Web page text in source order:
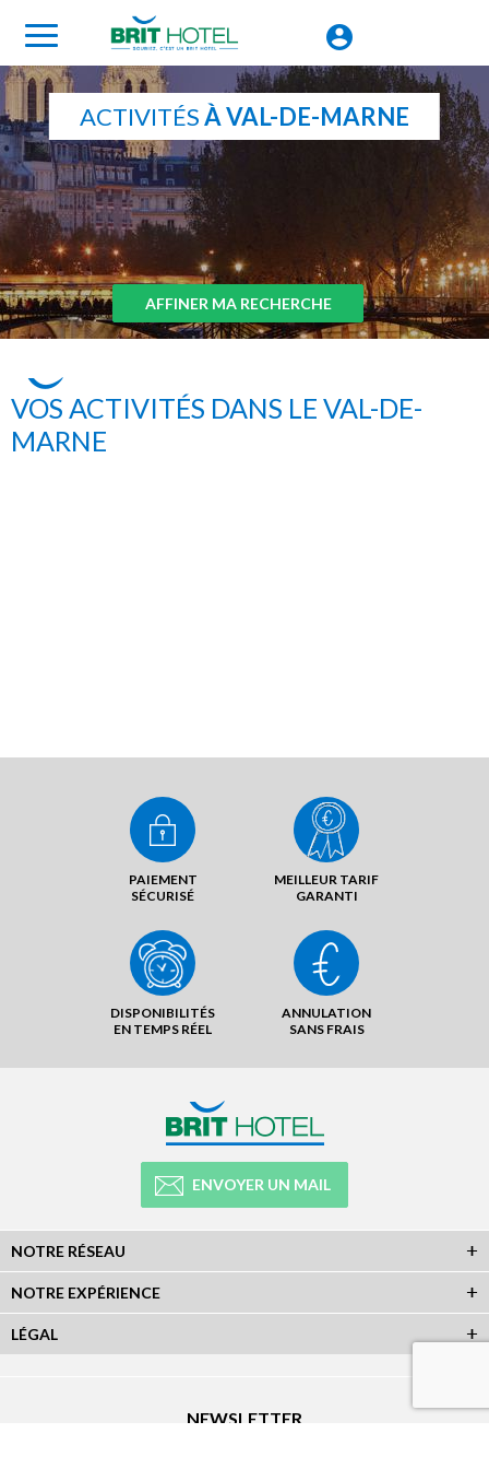
ACTIVITÉSÀ VAL-DE-MARNE
AFFINER MA RECHERCHE
VOS ACTIVITÉS DANS LE VAL-DE-
MARNE
PAIEMENT
SÉCURISÉ
MEILLEUR TARIF
GARANTI
DISPONIBILITÉS
EN TEMPS RÉEL
ANNULATION
SANS FRAIS
ENVOYER UN MAIL
NOTRE RÉSEAU
NOTRE EXPÉRIENCE
LÉGAL
NEWSLETTER